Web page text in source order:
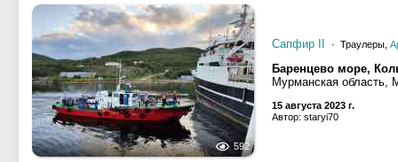
592
Сапфир II · Траулеры,
Баренцево море,
Мурманская область,
15 августа 2023 г.
Автор: staryi70